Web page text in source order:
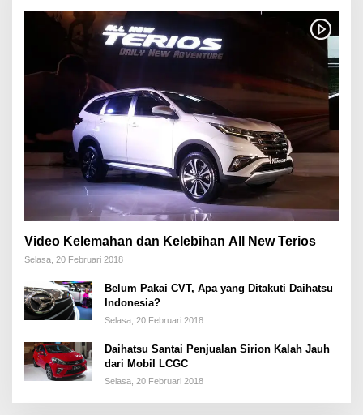
Video Kelemahan dan Kelebihan All New Terios
Selasa, 20 Februari 2018
Belum Pakai CVT, Apa yang Ditakuti Daihatsu
Indonesia?
Selasa, 20 Februari 2018
Daihatsu Santai Penjualan Sirion Kalah Jauh
dari Mobil LCGC
Selasa, 20 Februari 2018